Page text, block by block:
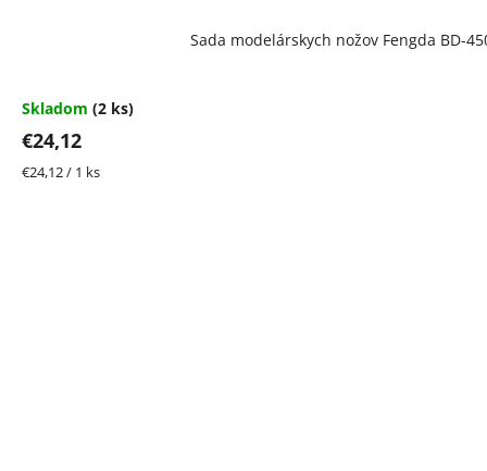
Sada modelárskych nožov Fengda BD-
Skladom (2 ks)
€24,12
Jednotková
€24,12 / 1 ks